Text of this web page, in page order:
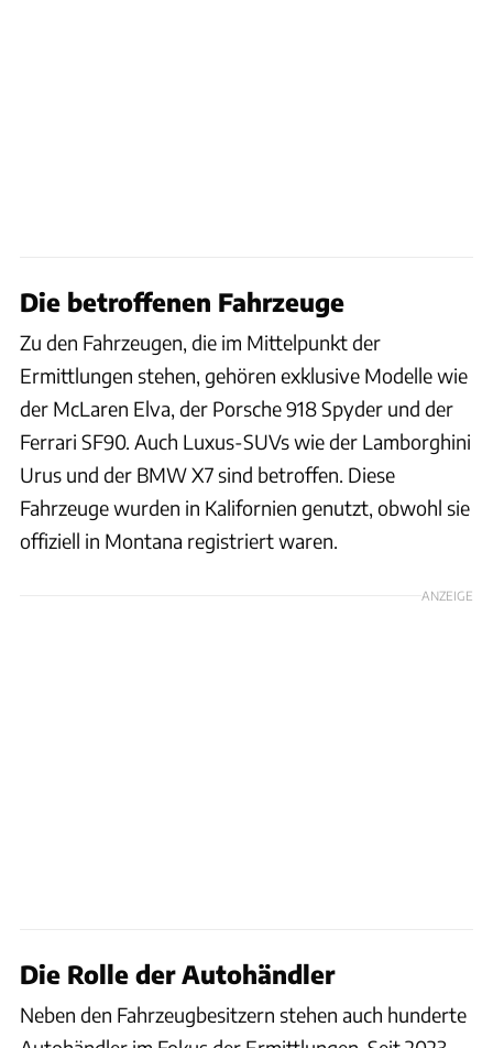
Die betroffenen Fahrzeuge
Zu den Fahrzeugen, die im Mittelpunkt der
Ermittlungen stehen, gehören exklusive Modelle wie
der McLaren Elva, der Porsche 918 Spyder und der
Ferrari SF90. Auch Luxus-SUVs wie der Lamborghini
Urus und der BMW X7 sind betroffen. Diese
Fahrzeuge wurden in Kalifornien genutzt, obwohl sie
offiziell in Montana registriert waren.
ANZEIGE
Die Rolle der Autohändler
Neben den Fahrzeugbesitzern stehen auch hunderte